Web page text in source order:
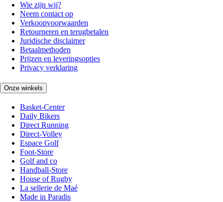
Wie zijn wij?
Neem contact op
Verkoopvoorwaarden
Retourneren en terugbetalen
Juridische disclaimer
Betaalmethoden
Prijzen en leveringsopties
Privacy verklaring
Onze winkels
Basket-Center
Daily Bikers
Direct Running
Direct-Volley
Espace Golf
Foot-Store
Golf and co
Handball-Store
House of Rugby
La sellerie de Maé
Made in Paradis